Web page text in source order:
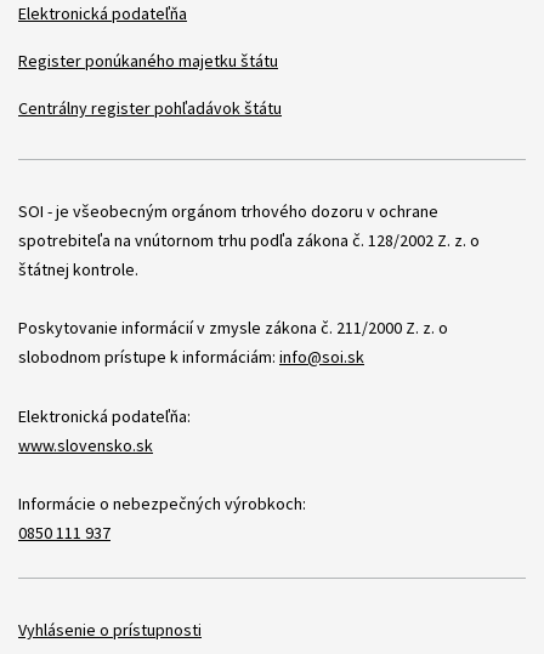
Elektronická podateľňa
Register ponúkaného majetku štátu
Centrálny register pohľadávok štátu
Položky
SOI - je všeobecným orgánom trhového dozoru v ochrane
spotrebiteľa na vnútornom trhu podľa zákona č. 128/2002 Z. z. o
štátnej kontrole.
Poskytovanie informácií v zmysle zákona č. 211/2000 Z. z. o
slobodnom prístupe k informáciám: info@soi.sk
Elektronická podateľňa:
www.slovensko.sk
Informácie o nebezpečných výrobkoch:
0850 111 937
Položky
Vyhlásenie o prístupnosti